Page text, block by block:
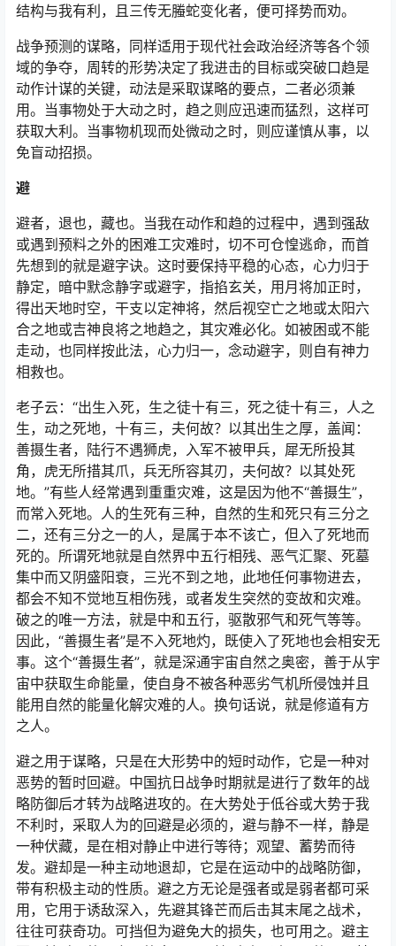
结构与我有利，且三传无螣蛇变化者，便可择势而劝。
战争预测的谋略，同样适用于现代社会政治经济等各个领
域的争夺，周转的形势决定了我进击的目标或突破口趋是
动作计谋的关键，动法是采取谋略的要点，二者必须兼
用。当事物处于大动之时，趋之则应迅速而猛烈，这样可
获取大利。当事物机现而处微动之时，则应谨慎从事，以
免盲动招损。
避
避者，退也，藏也。当我在动作和趋的过程中，遇到强敌
或遇到预料之外的困难工灾难时，切不可仓惶逃命，而首
先想到的就是避字诀。这时要保持平稳的心态，心力归于
静定，暗中默念静字或避字，指掐玄关，用月将加正时，
得出天地时空，干支以定神将，然后视空亡之地或太阳六
合之地或吉神良将之地趋之，其灾难必化。如被困或不能
走动，也同样按此法，心力归一，念动避字，则自有神力
相救也。
老子云：“出生入死，生之徒十有三，死之徒十有三，人之
生，动之死地，十有三，夫何故？以其出生之厚，盖闻：
善摄生者，陆行不遇狮虎，入军不被甲兵，犀无所投其
角，虎无所措其爪，兵无所容其刃，夫何故？以其处死
地。”有些人经常遇到重重灾难，这是因为他不“善摄生”，
而常入死地。人的生死有三种，自然的生和死只有三分之
二，还有三分之一的人，是属于本不该亡，但入了死地而
死的。所谓死地就是自然界中五行相残、恶气汇聚、死墓
集中而又阴盛阳衰，三光不到之地，此地任何事物进去，
都会不知不觉地互相伤残，或者发生突然的变故和灾难。
破之的唯一方法，就是中和五行，驱散邪气和死气等等。
因此，“善摄生者”是不入死地灼，既使入了死地也会相安无
事。这个“善摄生者”，就是深通宇宙自然之奥密，善于从宇
宙中获取生命能量，使自身不被各种恶劣气机所侵蚀并且
能用自然的能量化解灾难的人。换句话说，就是修道有方
之人。
避之用于谋略，只是在大形势中的短时动作，它是一种对
恶势的暂时回避。中国抗日战争时期就是进行了数年的战
略防御后才转为战略进攻的。在大势处于低谷或大势于我
不利时，采取人为的回避是必须的，避与静不一样，静是
一种伏藏，是在相对静止中进行等待；观望、蓄势而待
发。避却是一种主动地退却，它是在运动中的战略防御，
带有积极主动的性质。避之方无论是强者或是弱者都可采
用，它用于诱敌深入，先避其锋芒而后击其末尾之战术，
往往可获奇功。可挡但为避免大的损失，也可用之。避主